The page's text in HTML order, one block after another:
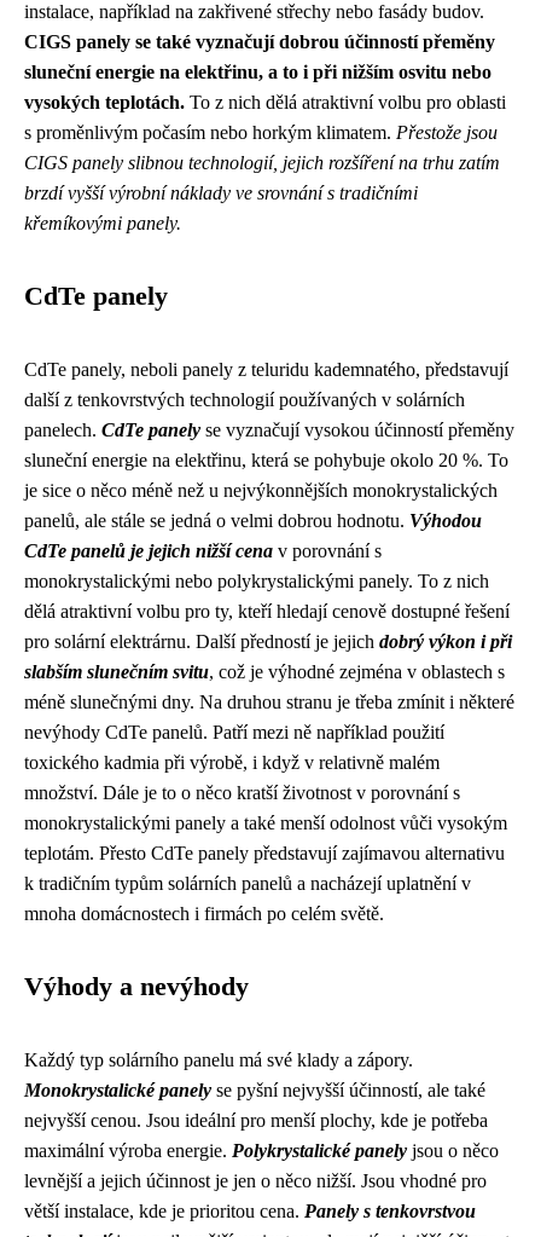
instalace, například na zakřivené střechy nebo fasády budov.
CIGS panely se také vyznačují dobrou účinností přeměny
sluneční energie na elektřinu, a to i při nižším osvitu nebo
vysokých teplotách. To z nich dělá atraktivní volbu pro oblasti
s proměnlivým počasím nebo horkým klimatem. Přestože jsou
CIGS panely slibnou technologií, jejich rozšíření na trhu zatím
brzdí vyšší výrobní náklady ve srovnání s tradičními
křemíkovými panely.
CdTe panely
CdTe panely, neboli panely z teluridu kademnatého, představují
další z tenkovrstvých technologií používaných v solárních
panelech. CdTe panely se vyznačují vysokou účinností přeměny
sluneční energie na elektřinu, která se pohybuje okolo 20 %. To
je sice o něco méně než u nejvýkonnějších monokrystalických
panelů, ale stále se jedná o velmi dobrou hodnotu. Výhodou
CdTe panelů je jejich nižší cena v porovnání s
monokrystalickými nebo polykrystalickými panely. To z nich
dělá atraktivní volbu pro ty, kteří hledají cenově dostupné řešení
pro solární elektrárnu. Další předností je jejich dobrý výkon i při
slabším slunečním svitu, což je výhodné zejména v oblastech s
méně slunečnými dny. Na druhou stranu je třeba zmínit i některé
nevýhody CdTe panelů. Patří mezi ně například použití
toxického kadmia při výrobě, i když v relativně malém
množství. Dále je to o něco kratší životnost v porovnání s
monokrystalickými panely a také menší odolnost vůči vysokým
teplotám. Přesto CdTe panely představují zajímavou alternativu
k tradičním typům solárních panelů a nacházejí uplatnění v
mnoha domácnostech i firmách po celém světě.
Výhody a nevýhody
Každý typ solárního panelu má své klady a zápory.
Monokrystalické panely se pyšní nejvyšší účinností, ale také
nejvyšší cenou. Jsou ideální pro menší plochy, kde je potřeba
maximální výroba energie. Polykrystalické panely jsou o něco
levnější a jejich účinnost je jen o něco nižší. Jsou vhodné pro
větší instalace, kde je prioritou cena. Panely s tenkovrstvou